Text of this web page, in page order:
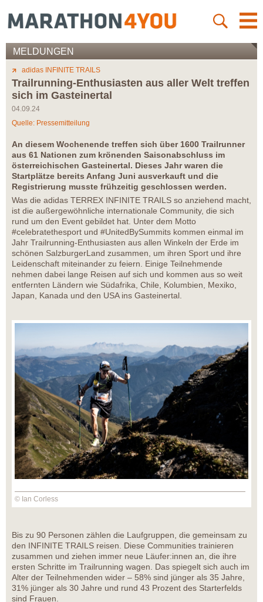
MELDUNGEN
adidas INFINITE TRAILS
Trailrunning-Enthusiasten aus aller Welt treffen
sich im Gasteinertal
04.09.24
Quelle: Pressemitteilung
An diesem Wochenende treffen sich über 1600 Trailrunner
aus 61 Nationen zum krönenden Saisonabschluss im
österreichischen Gasteinertal. Dieses Jahr waren die
Startplätze bereits Anfang Juni ausverkauft und die
Registrierung musste frühzeitig geschlossen werden.
Was die adidas TERREX INFINITE TRAILS so anziehend macht,
ist die außergewöhnliche internationale Community, die sich
rund um den Event gebildet hat. Unter dem Motto
#celebratethesport und #UnitedBySummits kommen einmal im
Jahr Trailrunning-Enthusiasten aus allen Winkeln der Erde im
schönen SalzburgerLand zusammen, um ihren Sport und ihre
Leidenschaft miteinander zu feiern. Einige Teilnehmende
nehmen dabei lange Reisen auf sich und kommen aus so weit
entfernten Ländern wie Südafrika, Chile, Kolumbien, Mexiko,
Japan, Kanada und den USA ins Gasteinertal.
© Ian Corless
Bis zu 90 Personen zählen die Laufgruppen, die gemeinsam zu
den INFINITE TRAILS reisen. Diese Communities trainieren
zusammen und ziehen immer neue Läufer:innen an, die ihre
ersten Schritte im Trailrunning wagen. Das spiegelt sich auch im
Alter der Teilnehmenden wider – 58% sind jünger als 35 Jahre,
31% jünger als 30 Jahre und rund 43 Prozent des Starterfelds
sind Frauen.